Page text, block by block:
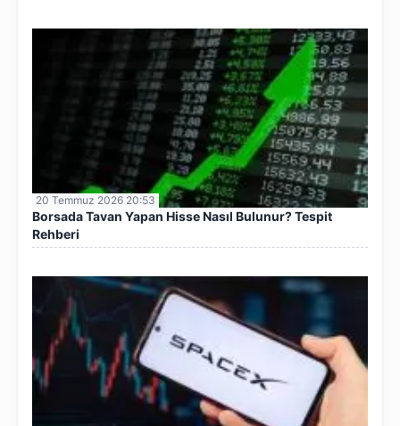
20 Temmuz 2026 20:53
Borsada Tavan Yapan Hisse Nasıl Bulunur? Tespit
Rehberi